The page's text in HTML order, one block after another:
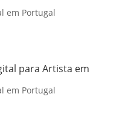
em Portugal
para Artista em
em Portugal